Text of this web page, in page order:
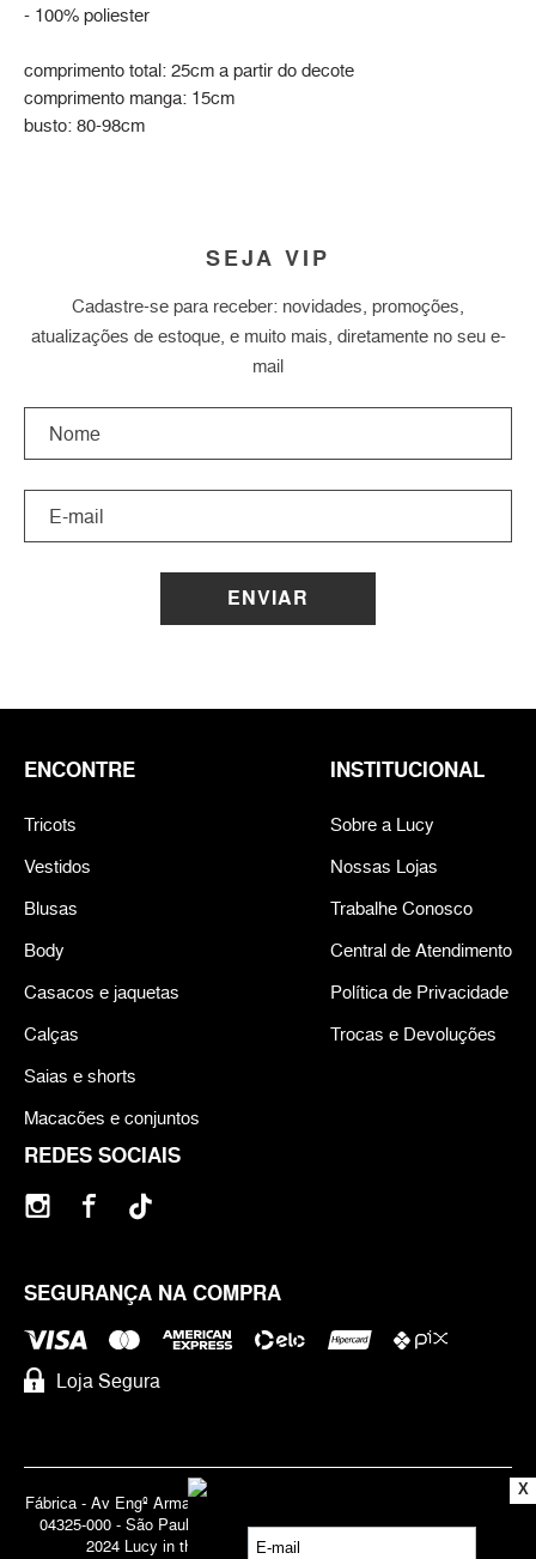
- 100% poliester
comprimento total: 25cm a partir do decote
comprimento manga: 15cm
busto: 80-98cm
SEJA VIP
Cadastre-se para receber: novidades, promoções,
atualizações de estoque, e muito mais, diretamente no seu e-
mail
ENVIAR
REDES SOCIAIS
SEGURANÇA NA COMPRA
Loja Segura
ENCONTRE
Tricots
Vestidos
Blusas
Body
Casacos e jaquetas
Calças
Saias e shorts
Macacões e conjuntos
INSTITUCIONAL
Sobre a Lucy
Nossas Lojas
Trabalhe Conosco
Central de Atendimento
Política de Privacidade
Trocas e Devoluções
Fábrica - Av Engº Armando de Arruda Pereira, 3888 - Jabaquara | Cep
04325-000 - São Paulo - SP - Brasil CNPJ 71.947.691/0001-83 | ©
2024 Lucy in the Sky | Todos os direitos reservados.
X